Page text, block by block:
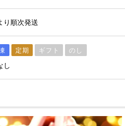
り順次発送
定期 ギフト のし
し